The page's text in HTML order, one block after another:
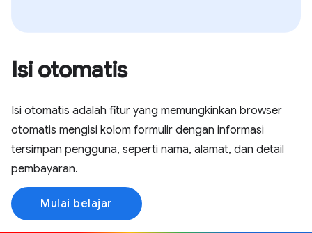
Isi otomatis
Isi otomatis adalah fitur yang memungkinkan browser
otomatis mengisi kolom formulir dengan informasi
tersimpan pengguna, seperti nama, alamat, dan detail
pembayaran.
Mulai belajar